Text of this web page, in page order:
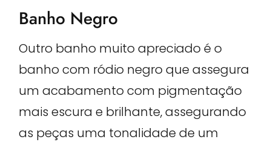
Banho Negro
Outro banho muito apreciado é o
banho com ródio negro que assegura
um acabamento com pigmentação
mais escura e brilhante, assegurando
as peças uma tonalidade de um